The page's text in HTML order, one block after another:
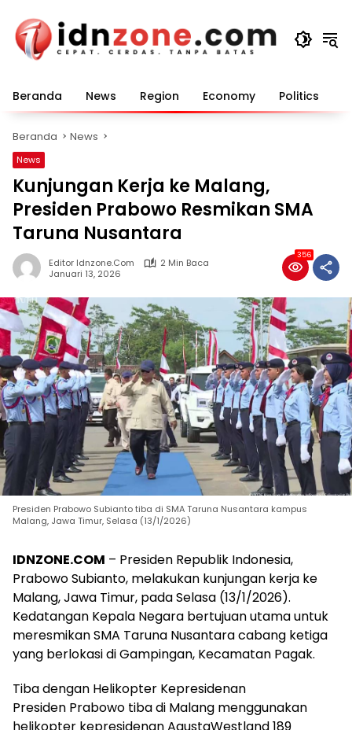
konten
Beranda News Region Economy Politics
Beranda News
News
Kunjungan Kerja ke Malang,
Presiden Prabowo Resmikan SMA
Taruna Nusantara
Editor Idnzone.com
2 Min Baca
Januari 13, 2026
356
Presiden Prabowo Subianto tiba di SMA Taruna Nusantara kampus
Malang, Jawa Timur, Selasa (13/1/2026)
IDNZONE.COM – Presiden Republik Indonesia,
Prabowo Subianto, melakukan kunjungan kerja ke
Malang, Jawa Timur, pada Selasa (13/1/2026).
Kedatangan Kepala Negara bertujuan utama untuk
meresmikan SMA Taruna Nusantara cabang ketiga
yang berlokasi di Gampingan, Kecamatan Pagak.
Tiba dengan Helikopter Kepresidenan
Presiden Prabowo tiba di Malang menggunakan
helikopter kepresidenan AgustaWestland 189